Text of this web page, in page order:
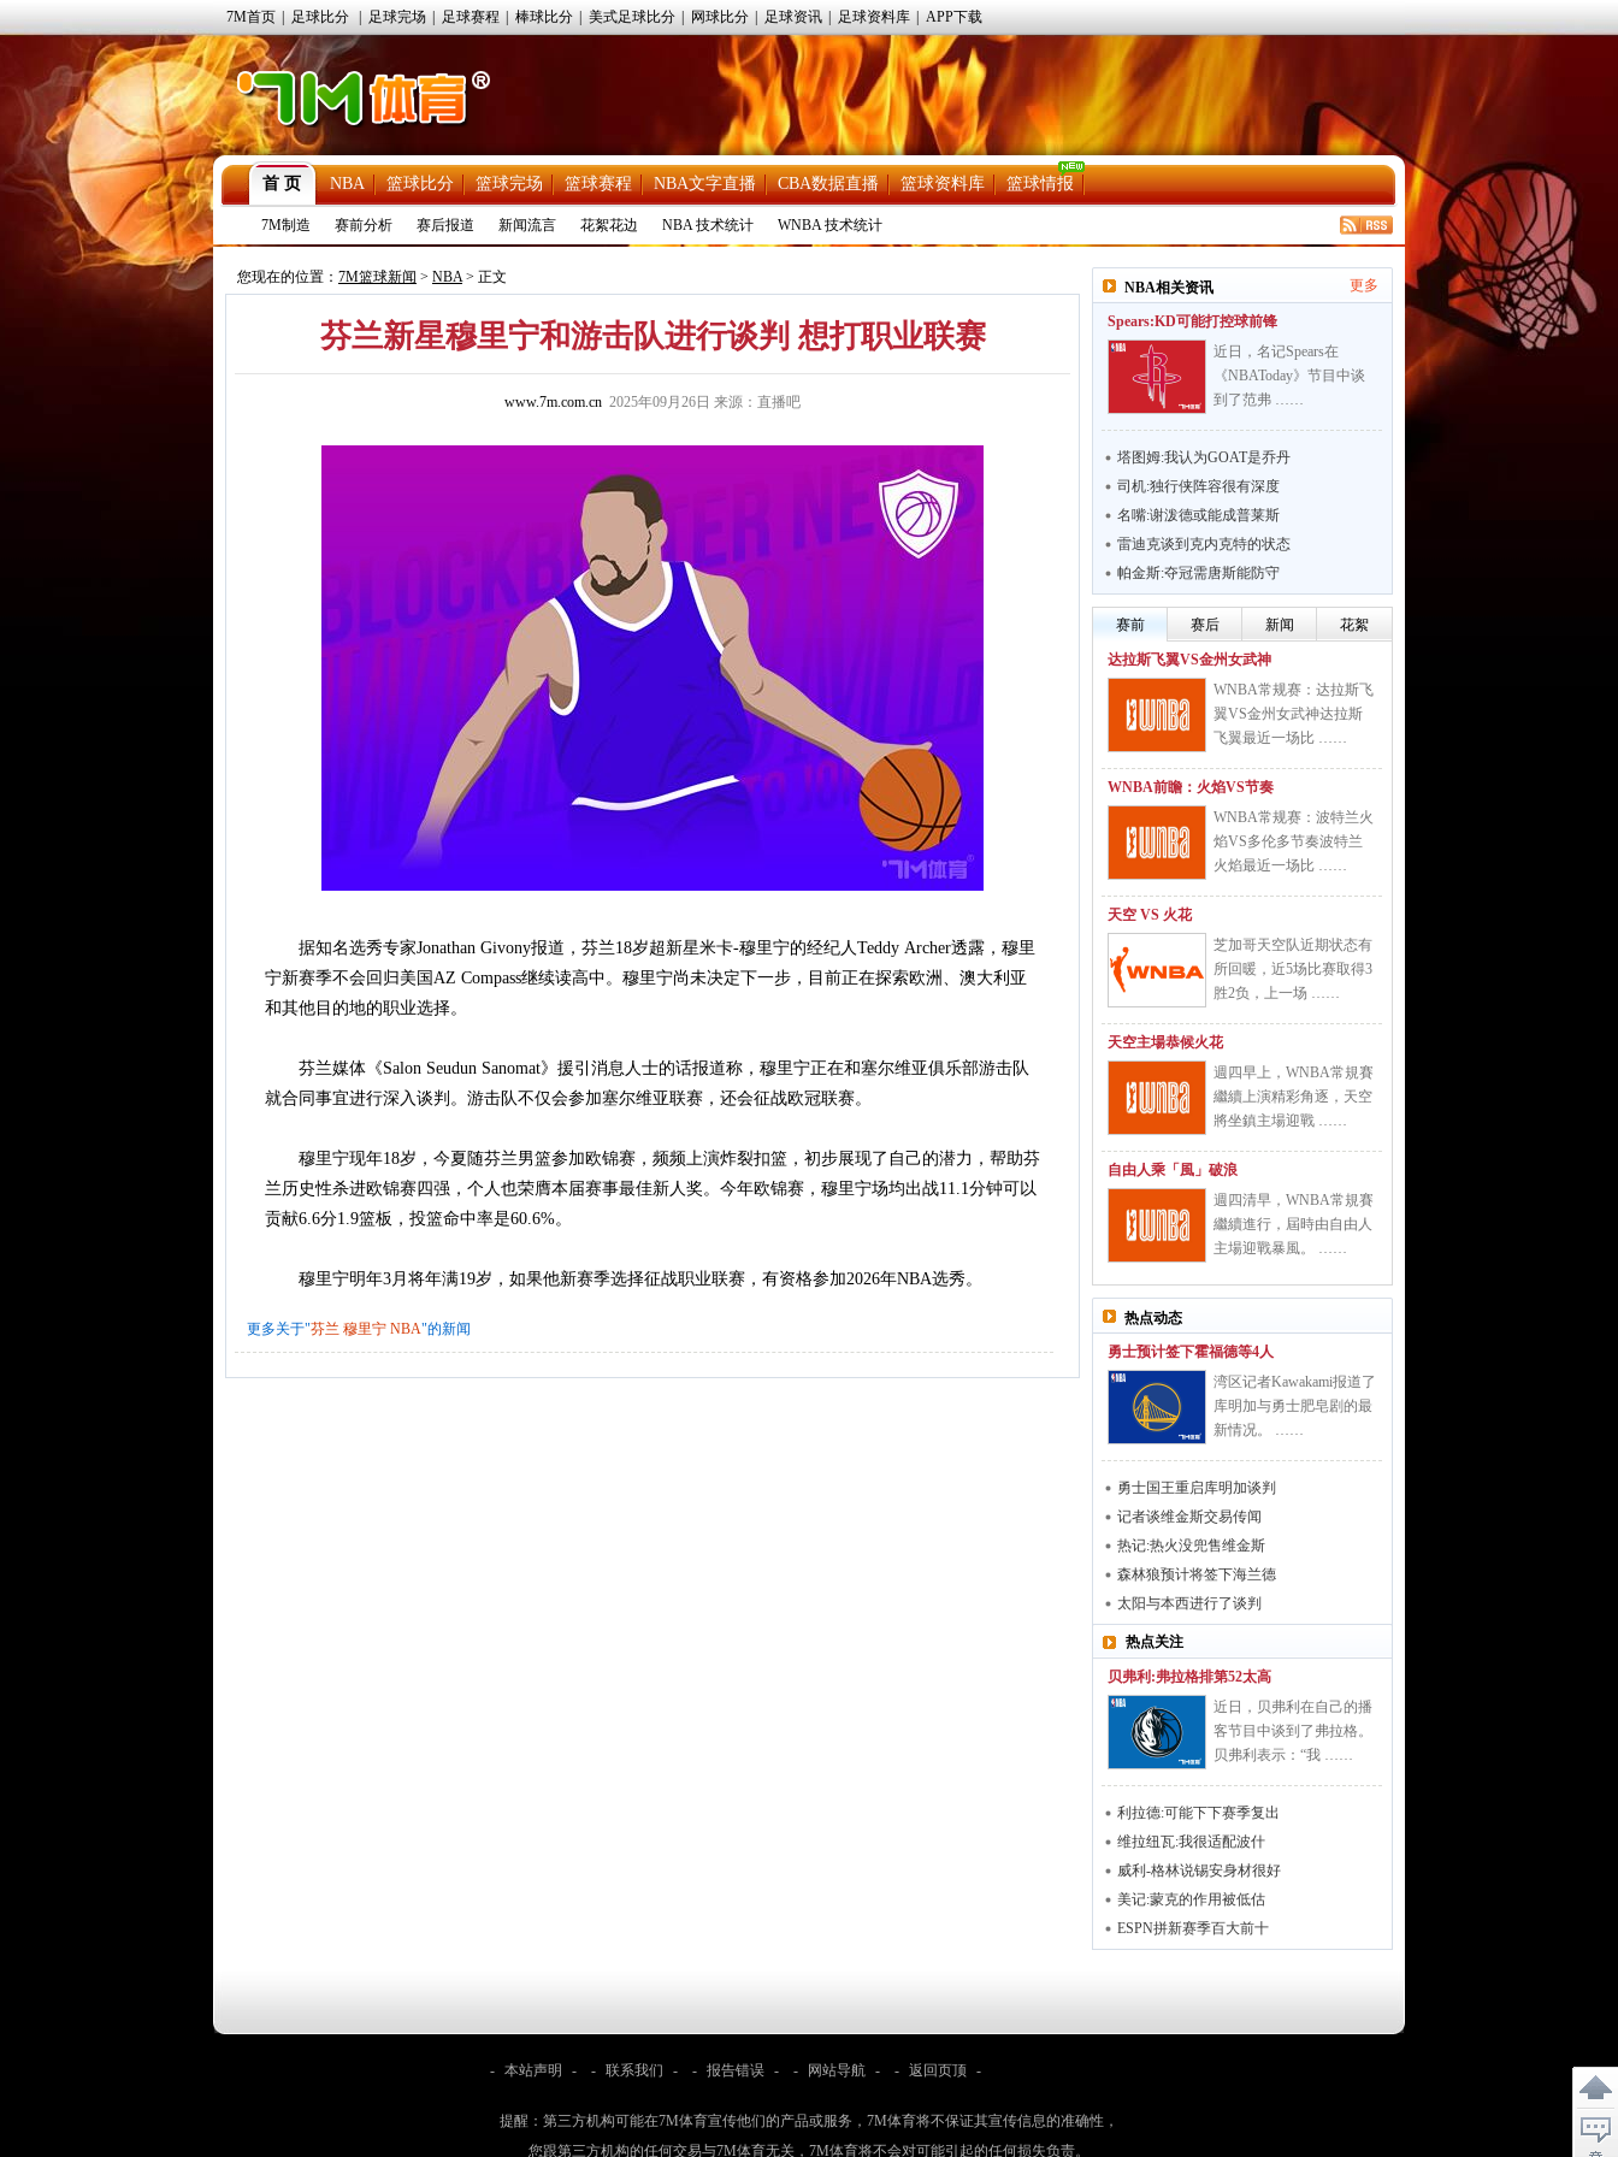
7M首页 足球比分 足球完场 足球赛程 棒球比分 美式足球比分 网球比分 足球资讯 足球资料库 APP下载
首 页 NBA 篮球比分 篮球完场 篮球赛程 NBA文字直播 CBA数据直播 篮球资料库 篮球情报
7M制造 赛前分析 赛后报道 新闻流言 花絮花边 NBA 技术统计 WNBA 技术统计
您现在的位置： 7M篮球新闻 > NBA> 正文
芬兰新星穆里宁和游击队进行谈判 想打职业联赛
www.7m.com.cn 2025年09月26日 来源：直播吧
据知名选秀专家Jonathan Givony报道，芬兰18岁超新星米卡-穆里宁的经纪人Teddy Archer透露，穆里
宁新赛季不会回归美国AZ Compass继续读高中。穆里宁尚未决定下一步，目前正在探索欧洲、澳大利亚
和其他目的地的职业选择。
芬兰媒体《Salon Seudun Sanomat》援引消息人士的话报道称，穆里宁正在和塞尔维亚俱乐部游击队
就合同事宜进行深入谈判。游击队不仅会参加塞尔维亚联赛，还会征战欧冠联赛。
穆里宁现年18岁，今夏随芬兰男篮参加欧锦赛，频频上演炸裂扣篮，初步展现了自己的潜力，帮助芬
兰历史性杀进欧锦赛四强，个人也荣膺本届赛事最佳新人奖。今年欧锦赛，穆里宁场均出战11.1分钟可以
贡献6.6分1.9篮板，投篮命中率是60.6%。
穆里宁明年3月将年满19岁，如果他新赛季选择征战职业联赛，有资格参加2026年NBA选秀。
更多关于"芬兰 穆里宁 NBA"的新闻
NBA相关资讯 更多
Spears:KD可能打控球前锋
近日，名记Spears在
《NBAToday》节目中谈
到了范弗 ……
塔图姆:我认为GOAT是乔丹
司机:独行侠阵容很有深度
名嘴:谢泼德或能成普莱斯
雷迪克谈到克内克特的状态
帕金斯:夺冠需唐斯能防守
赛前 赛后 新闻 花絮
达拉斯飞翼VS金州女武神
WNBA常规赛：达拉斯飞
翼VS金州女武神达拉斯
飞翼最近一场比 ……
WNBA前瞻：火焰VS节奏
WNBA常规赛：波特兰火
焰VS多伦多节奏波特兰
火焰最近一场比 ……
天空 VS 火花
芝加哥天空队近期状态有
所回暖，近5场比赛取得3
胜2负，上一场 ……
天空主場恭候火花
週四早上，WNBA常規賽
繼續上演精彩角逐，天空
將坐鎮主場迎戰 ……
自由人乘「風」破浪
週四清早，WNBA常規賽
繼續進行，屆時由自由人
主場迎戰暴風。 ……
热点动态
勇士预计签下霍福德等4人
湾区记者Kawakami报道了
库明加与勇士肥皂剧的最
新情况。 ……
勇士国王重启库明加谈判
记者谈维金斯交易传闻
热记:热火没兜售维金斯
森林狼预计将签下海兰德
太阳与本西进行了谈判
热点关注
贝弗利:弗拉格排第52太高
近日，贝弗利在自己的播
客节目中谈到了弗拉格。
贝弗利表示：“我 ……
利拉德:可能下下赛季复出
维拉纽瓦:我很适配波什
威利-格林说锡安身材很好
美记:蒙克的作用被低估
ESPN拼新赛季百大前十
- 本站声明 - - 联系我们 - - 报告错误 - - 网站导航 - - 返回页顶 -
提醒：第三方机构可能在7M体育宣传他们的产品或服务，7M体育将不保证其宣传信息的准确性，
您跟第三方机构的任何交易与7M体育无关，7M体育将不会对可能引起的任何损失负责。